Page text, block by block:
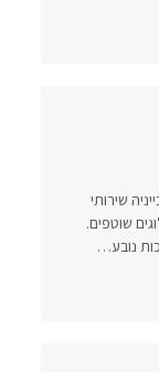
שירותי
שוטפים.
נובע…